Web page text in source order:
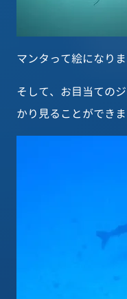
マンタって絵になりま
そして、お目当ての
かり見ることができま